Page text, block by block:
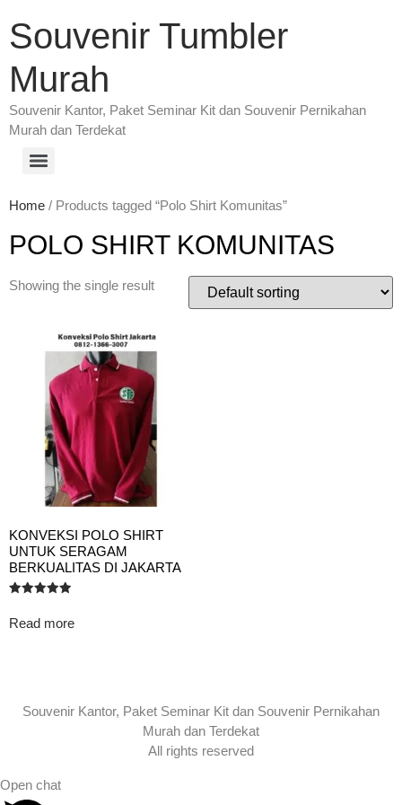
Souvenir Tumbler
Murah
Souvenir Kantor, Paket Seminar Kit dan Souvenir Pernikahan
Murah dan Terdekat
Home / Products tagged “Polo Shirt Komunitas”
POLO SHIRT KOMUNITAS
Showing the single result
KONVEKSI POLO SHIRT
UNTUK SERAGAM
BERKUALITAS DI JAKARTA
5.00
out of 5
Read more
Souvenir Kantor, Paket Seminar Kit dan Souvenir Pernikahan
Murah dan Terdekat
All rights reserved
Open chat